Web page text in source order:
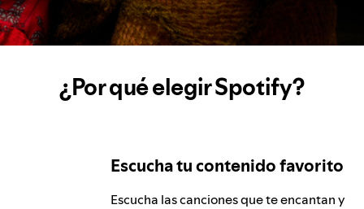
¿Por qué elegir Spotify?
Escucha tu contenido favorito
Escucha las canciones que te encantan y